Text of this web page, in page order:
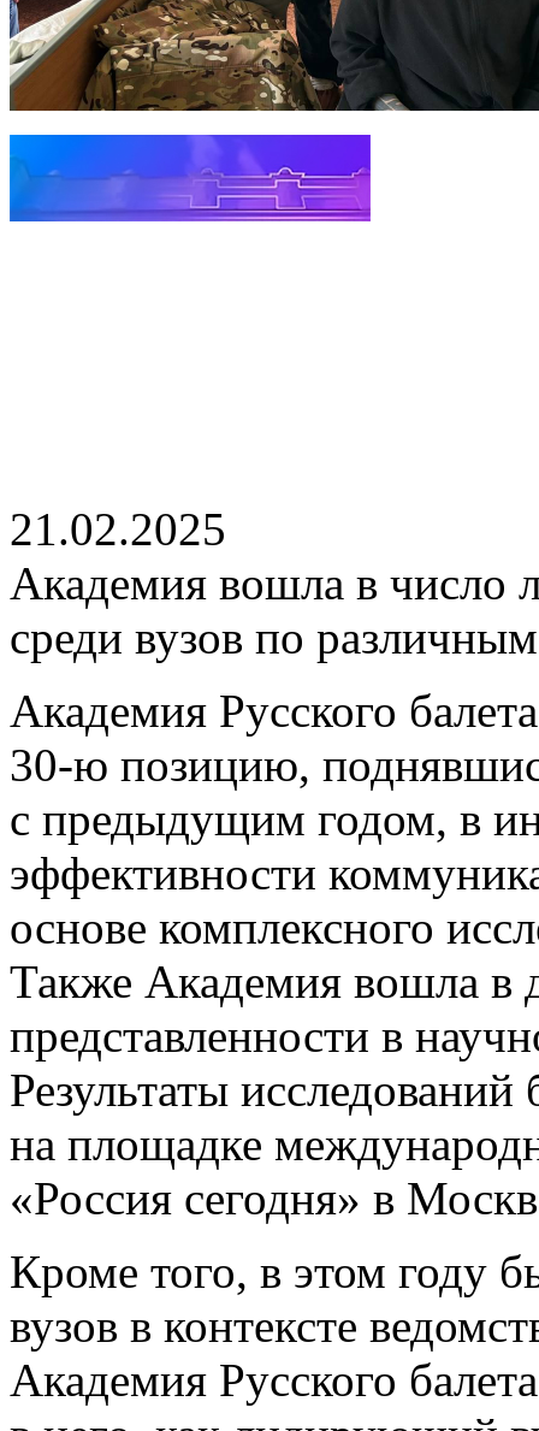
21.02.2025
Академия вошла в число
среди вузов по
Академия Русского
30-ю позицию,
с предыдущим годом, в
эффективности
основе комплексного
Также Академия вошла в
представленности в
Результаты
на площадке
«Россия сегодня» в
Кроме того, в этом году
вузов в контексте
Академия Русского